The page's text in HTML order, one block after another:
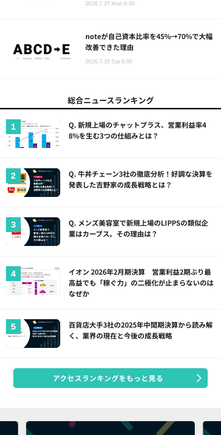
2026.7.27 Mon 6:00
noteが自己資本比率を45%→70%で大幅
改善できた理由
2026.7.25 Sat 6:00
総合ニュースランキング
Q. 新規上場のチャットプラス、営業利益率4
8%を生む3つの仕組みとは？
Q. 牛丼チェーン3社の徹底分析！好調な決算を
発表した吉野家の成長戦略とは？
Q. メンズ美容室で新規上場のLIPPSの類似企
業はカーブス。その理由は？
イオン 2026年2月期決算 営業利益2期ぶり最
高益でも「稼ぐ力」の二極化が止まらないのは
なぜか
百貨店大手3社の2025年中間期決算から読み解
く、業界の現在と今後の成長戦略
アクセスランキングをもっと見る